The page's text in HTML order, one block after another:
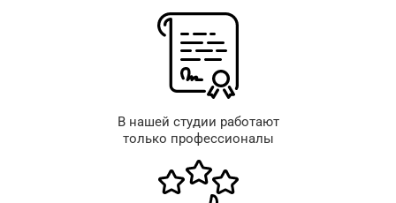
В нашей студии работают
только профессионалы